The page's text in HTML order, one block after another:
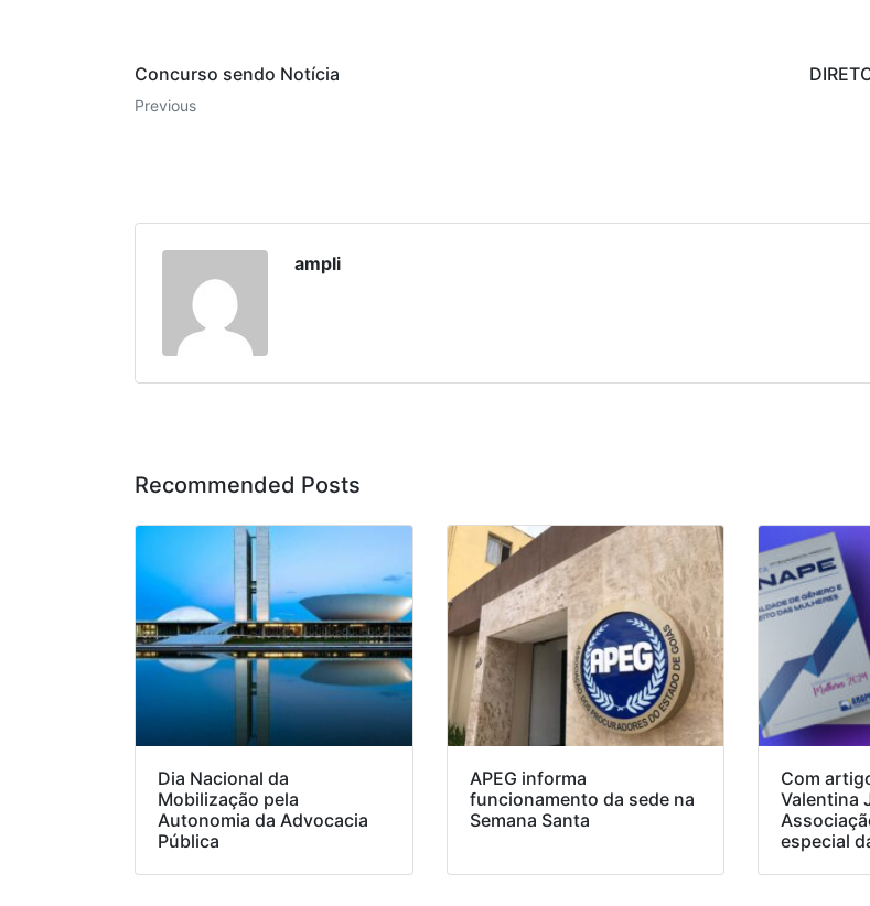
Concurso sendo Notícia
Previous
ampli
Recommended Posts
Dia Nacional da
Mobilização pela
Autonomia da Advocacia
Pública
APEG informa
funcionamento da sede na
Semana Santa
Com
Valentina
especial